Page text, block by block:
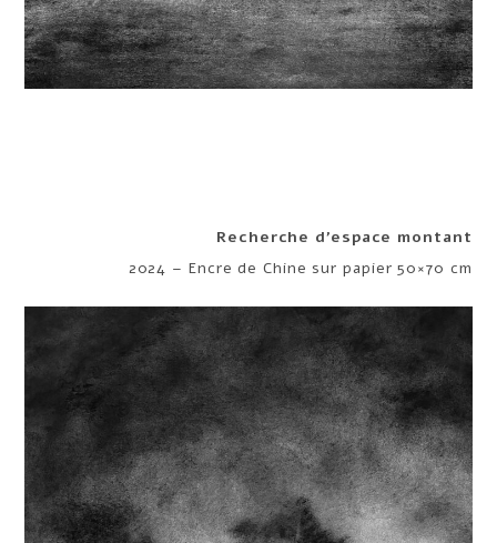
Recherche d’espace montant
2024 – Encre de Chine sur papier 50×70 cm